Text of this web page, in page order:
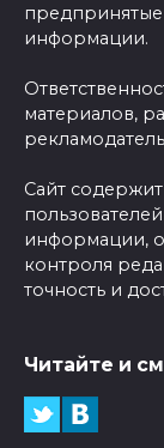
информации.
материалов,
Сайт
информации,
контроля
точность и
Читайте и